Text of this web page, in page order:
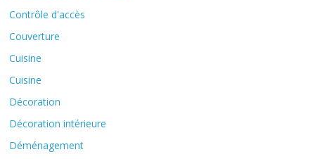
Contrôle d'accès
Couverture
Cuisine
Cuisine
Décoration
Décoration intérieure
Déménagement